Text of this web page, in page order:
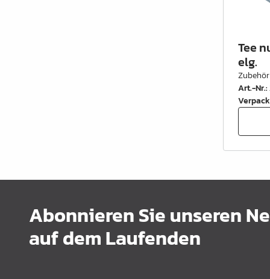
Tee
elg.
Zubehör
Art.-Nr.:
Abonnieren Sie unseren
auf dem Laufenden